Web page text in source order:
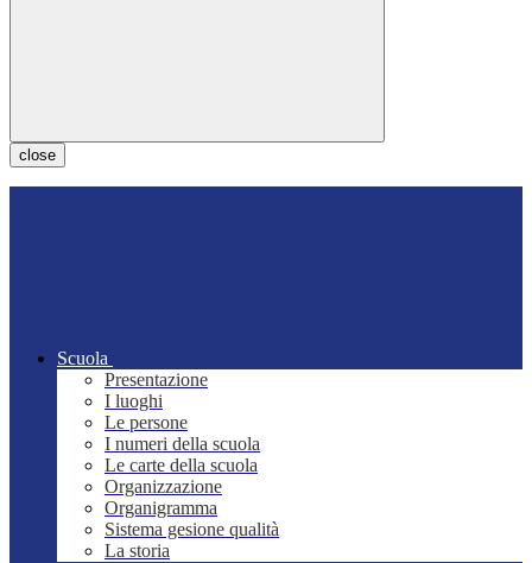
close
Scuola
Presentazione
I luoghi
Le persone
I numeri della scuola
Le carte della scuola
Organizzazione
Organigramma
Sistema gesione qualità
La storia